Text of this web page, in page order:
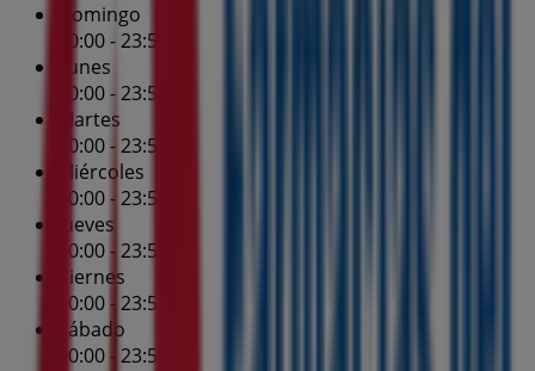
Domingo
00:00 - 23:59
Lunes
00:00 - 23:59
Martes
00:00 - 23:59
Miércoles
00:00 - 23:59
Jueves
00:00 - 23:59
Viernes
00:00 - 23:59
Sábado
00:00 - 23:59